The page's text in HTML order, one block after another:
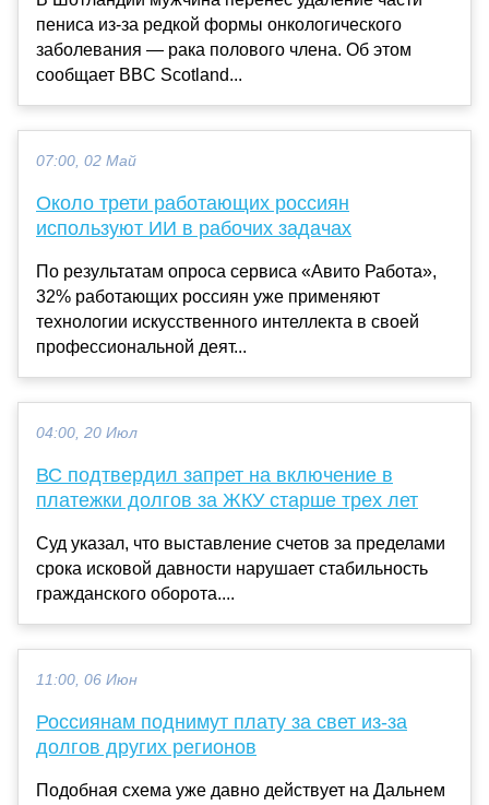
пениса из-за редкой формы онкологического
заболевания — рака полового члена. Об этом
сообщает BBC Scotland...
07:00, 02 Май
Около трети работающих россиян
используют ИИ в рабочих задачах
По результатам опроса сервиса «Авито Работа»,
32% работающих россиян уже применяют
технологии искусственного интеллекта в своей
профессиональной деят...
04:00, 20 Июл
ВС подтвердил запрет на включение в
платежки долгов за ЖКУ старше трех лет
Суд указал, что выставление счетов за пределами
срока исковой давности нарушает стабильность
гражданского оборота....
11:00, 06 Июн
Россиянам поднимут плату за свет из-за
долгов других регионов
Подобная схема уже давно действует на Дальнем